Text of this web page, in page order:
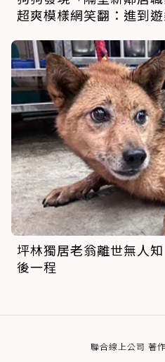
超爽模樣網笑翻：進到
坪林獨居老翁離世無人
後一程
聯合線上公司 著